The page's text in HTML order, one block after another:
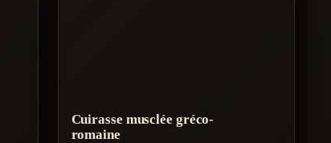
Cuirasse musclée gréco-
romaine